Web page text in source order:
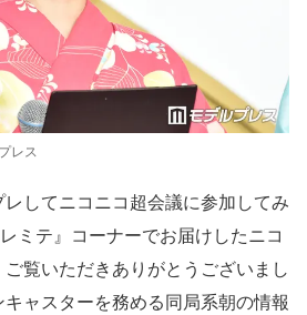
レス
してニコニコ超会議に参加してみ
ミテ』コーナーでお届けしたニコ
覧いただきありがとうございまし
ャスターを務める同局系朝の情報